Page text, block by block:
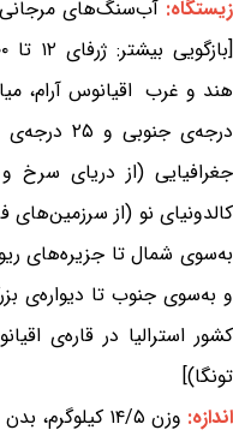
زیستگاه:آب‌سنگ‌های
جغرافیایی (از دریای سرخ
کالدونیای نو (از سرزمین‌های
به‌سوی شمال تا جزیره‌های
و به‌سوی جنوب تا دیواره‌ی
کشور استرالیا در قاره‌ی
تونگا)]
اندازه: وزن ۱۴/۵ کیلوگرم، بدن به درازای ۹۰ سانتی‌متر